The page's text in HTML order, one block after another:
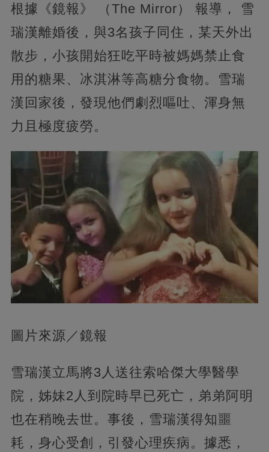
根據《鏡報》 （The Mirror） 報導， 雪
瑞漢離婚後，與3名孩子同住，某天外出
散步，小孩開始狂吃平時被媽媽禁止食
用的糖果、冰淇淋等高糖分食物。雪瑞
漢回家後，發現他們劇烈嘔吐、渾身無
力且極度疲勞。
圖片來源／鏡報
雪瑞漢立馬將3人送往索哈傑大學醫學
院，姊妹2人到院時早已死亡，弟弟阿明
也在稍晚去世。事後，雪瑞漢得知噩
耗，身心受創，引發心理疾病。據悉，